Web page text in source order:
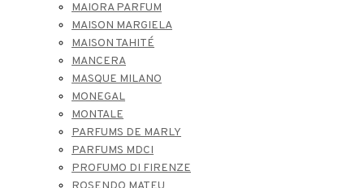
MAIORA PARFUM
MAISON MARGIELA
MAISON TAHITÉ
MANCERA
MASQUE MILANO
MONEGAL
MONTALE
PARFUMS DE MARLY
PARFUMS MDCI
PROFUMO DI FIRENZE